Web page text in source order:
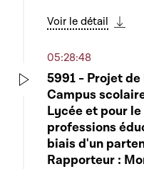
Voir le détail
05:28:48
5991 - Projet
Campus
Lycée et pour
professions
biais d'un
Rapporteur :